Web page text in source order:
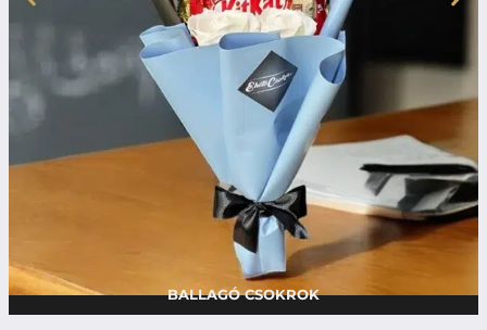
BALLAGÓ CSOKROK